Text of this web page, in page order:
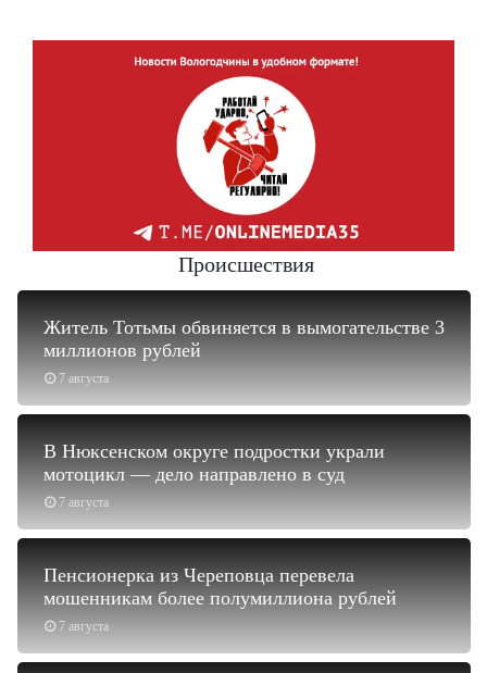
Происшествия
7 августа
Житель Тотьмы обвиняется в вымогательстве 3
миллионов рублей
7 августа
В Нюксенском округе подростки украли
мотоцикл — дело направлено в суд
7 августа
Пенсионерка из Череповца перевела
мошенникам более полумиллиона рублей